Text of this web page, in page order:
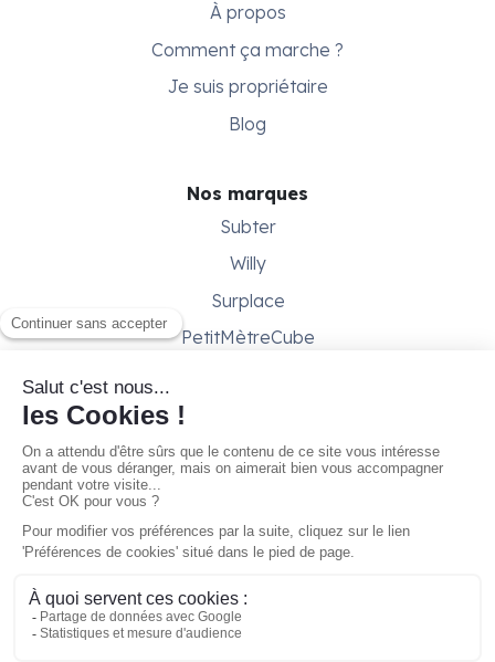
À propos
Comment ça marche ?
Je suis propriétaire
Blog
Nos marques
Subter
Willy
Surplace
PetitMètreCube
Besoin d'aide ?
Conditions générales
Gestion des cookies